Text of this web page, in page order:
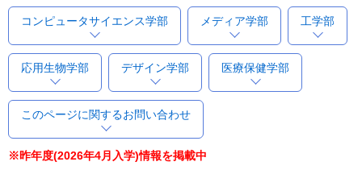
コンピュータサイエンス学部 メディア学部 工学部
応用生物学部 デザイン学部 医療保健学部
このページに関するお問い合わせ
※昨年度(2026年4月入学)情報を掲載中